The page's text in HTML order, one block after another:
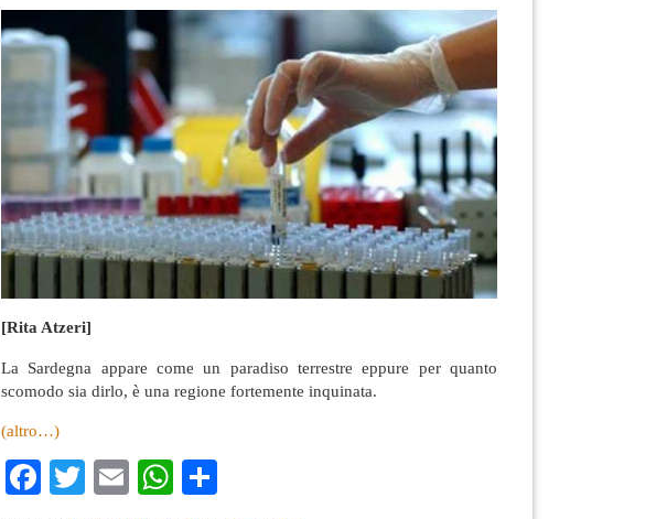
[Rita Atzeri]
La Sardegna appare come un paradiso terrestre eppure per quanto
scomodo sia dirlo, è una regione fortemente inquinata.
(altro…)
Facebook
TwitterEmailWhatsApp